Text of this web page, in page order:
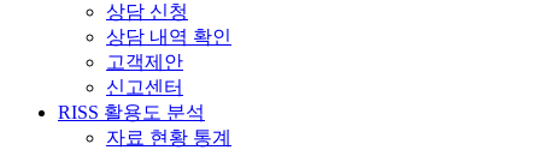
상담 신청
상담 내역 확인
고객제안
신고센터
RISS 활용도 분석
자료 현황 통계